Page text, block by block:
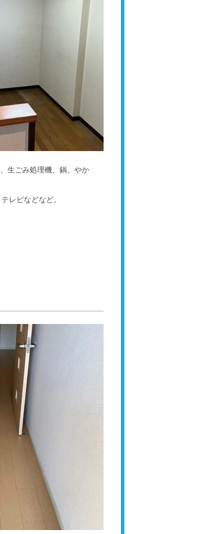
生ごみ処理機、鍋、やか
レビなどなど。